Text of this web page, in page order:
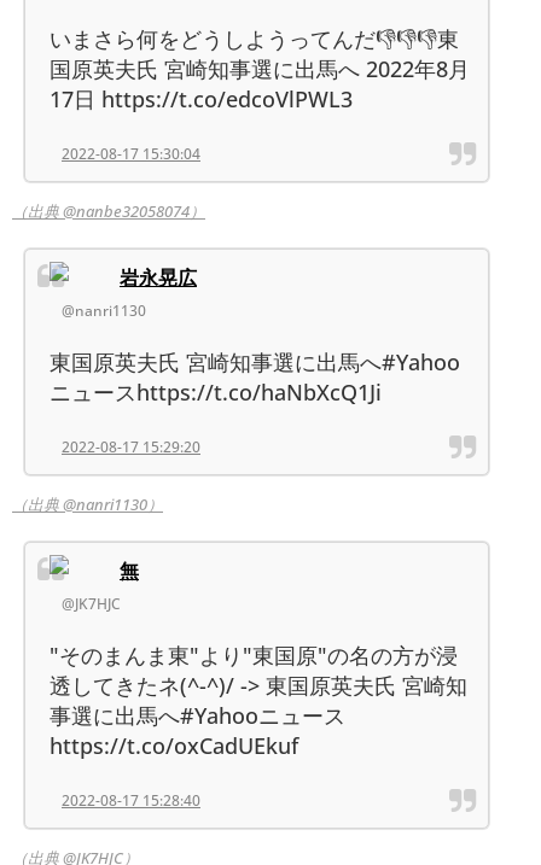
いまさら何をどうしようってんだ👎👎👎東
国原英夫氏 宮崎知事選に出馬へ 2022年8月
17日 https://t.co/edcoVlPWL3
2022-08-17 15:30:04
（出典 @nanbe32058074）
岩永晃広
@nanri1130
東国原英夫氏 宮崎知事選に出馬へ#Yahoo
ニュースhttps://t.co/haNbXcQ1Ji
2022-08-17 15:29:20
（出典 @nanri1130）
無
@JK7HJC
"そのまんま東"より"東国原"の名の方が浸
透してきたネ(^-^)/ -> 東国原英夫氏 宮崎知
事選に出馬へ#Yahooニュース
https://t.co/oxCadUEkuf
2022-08-17 15:28:40
（出典 @JK7HJC）